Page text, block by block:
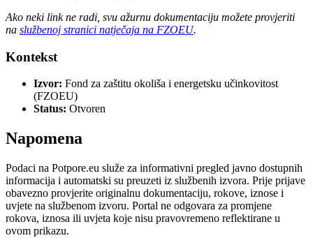
Ako neki link ne radi, svu ažurnu dokumentaciju možete provjeriti
na službenoj stranici natječaja na FZOEU.
Kontekst
Izvor: Fond za zaštitu okoliša i energetsku učinkovitost
(FZOEU)
Status: Otvoren
Napomena
Podaci na Potpore.eu služe za informativni pregled javno dostupnih
informacija i automatski su preuzeti iz službenih izvora. Prije prijave
obavezno provjerite originalnu dokumentaciju, rokove, iznose i
uvjete na službenom izvoru. Portal ne odgovara za promjene
rokova, iznosa ili uvjeta koje nisu pravovremeno reflektirane u
ovom prikazu.